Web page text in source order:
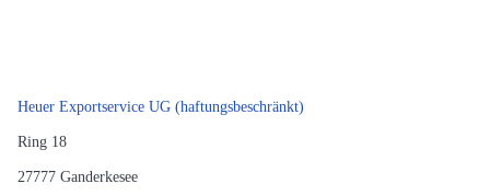
Heuer Exportservice UG (haftungsbeschränkt)
Ring 18
27777 Ganderkesee